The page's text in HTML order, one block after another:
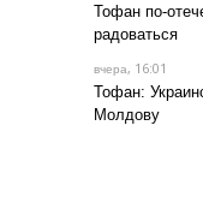
Тофан по-
радоваться
вчера, 16:01
Тофан:
Молдову